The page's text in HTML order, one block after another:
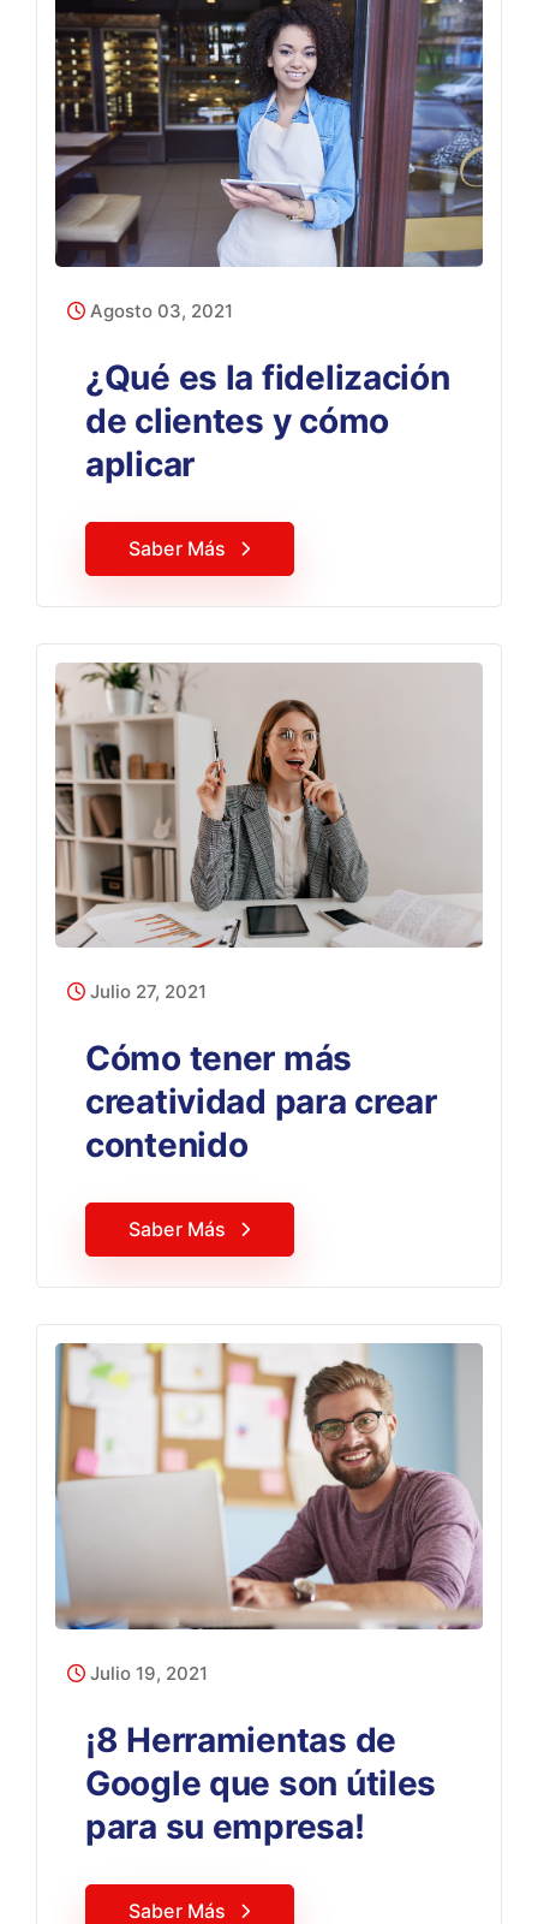
Agosto 03, 2021
¿Qué es la fidelización
de clientes y cómo
aplicar
Saber Más
Julio 27, 2021
Cómo tener más
creatividad para crear
contenido
Saber Más
Julio 19, 2021
¡8 Herramientas de
Google que son útiles
para su empresa!
Saber Más